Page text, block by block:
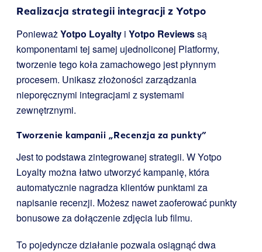
Realizacja strategii integracji z Yotpo
PonieważYotpo Loyalty i Yotpo Reviewssą
komponentami tej samej ujednoliconej Platformy,
tworzenie tego koła zamachowego jest płynnym
procesem. Unikasz złożoności zarządzania
nieporęcznymi integracjami z systemami
zewnętrznymi.
Tworzenie kampanii „Recenzja za punkty”
Jest to podstawa zintegrowanej strategii. W Yotpo
Loyalty można łatwo utworzyć kampanię, która
automatycznie nagradza klientów punktami za
napisanie recenzji. Możesz nawet zaoferować punkty
bonusowe za dołączenie zdjęcia lub filmu.
To pojedyncze działanie pozwala osiągnąć dwa